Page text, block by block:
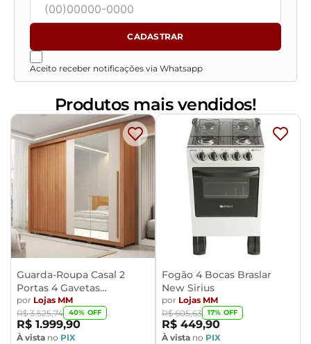
CADASTRAR
Aceito receber notificações via Whatsapp
Produtos mais vendidos!
Guarda-Roupa Casal 2
Portas 4 Gavetas
Caemmun Moviment
por Lojas MM
R$ 3.525,74 40% OFF
R$ 1.999,90
À vista no PIX
Fogão 4 Bocas Braslar
New Sirius
por Lojas MM
R$ 605,63 17% OFF
R$ 449,90
À vista no PIX